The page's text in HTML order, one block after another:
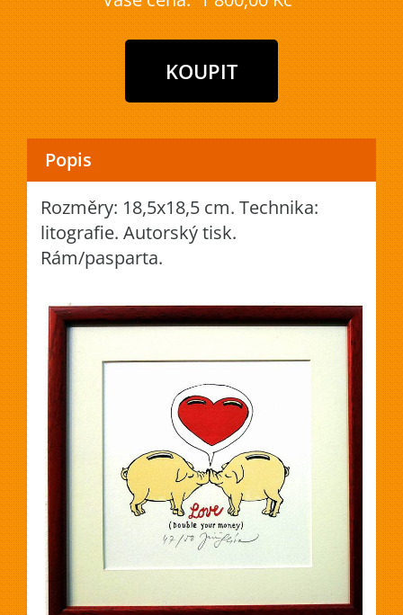
Popis
Rozměry: 18,5x18,5 cm. Technika:
litografie. Autorský tisk.
Rám/pasparta.